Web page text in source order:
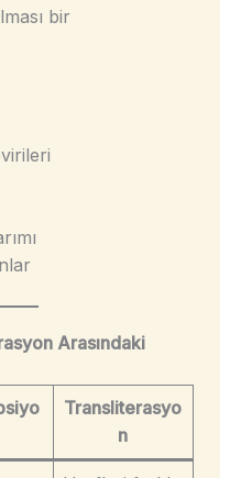
bir
Arasındaki
Transliterasyo
n